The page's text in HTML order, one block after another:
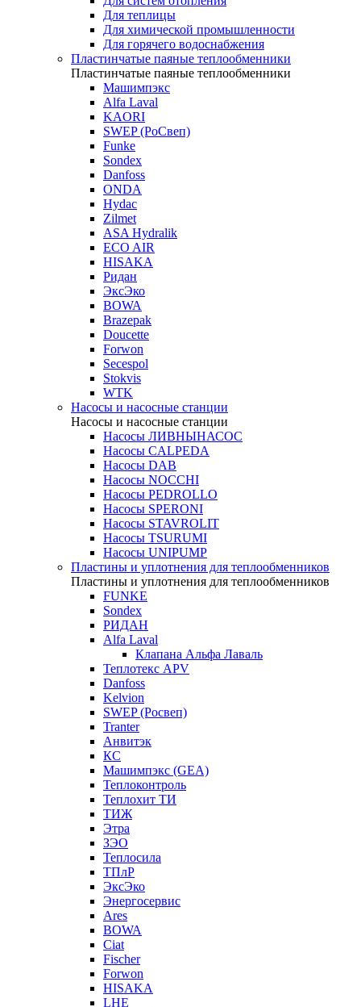
Для теплицы
Для химической промышленности
Для горячего водоснабжения
Пластинчатые паяные теплообменники
Пластинчатые паяные теплообменники
Машимпэкс
Alfa Laval
KAORI
SWEP (РоСвеп)
Funke
Sondex
Danfoss
ONDA
Hydac
Zilmet
ASA Hydralik
ECO AIR
HISAKA
Ридан
ЭксЭко
BOWA
Brazepak
Doucette
Forwon
Secespol
Stokvis
WTK
Насосы и насосные станции
Насосы и насосные станции
Насосы ЛИВНЫНАСОС
Насосы CALPEDA
Насосы DAB
Насосы NOCCHI
Насосы PEDROLLO
Насосы SPERONI
Насосы STAVROLIT
Насосы TSURUMI
Насосы UNIPUMP
Пластины и уплотнения для теплообменников
Пластины и уплотнения для теплообменников
FUNKE
Sondex
РИДАН
Alfa Laval
Клапана Альфа Лаваль
Теплотекс APV
Danfoss
Kelvion
SWEP (Росвеп)
Tranter
Анвитэк
КС
Машимпэкс (GEA)
Теплоконтроль
Теплохит ТИ
ТИЖ
Этра
ЗЭО
Теплосила
ТПлР
ЭксЭко
Энергосервис
Ares
BOWA
Ciat
Fischer
Forwon
HISAKA
LHE